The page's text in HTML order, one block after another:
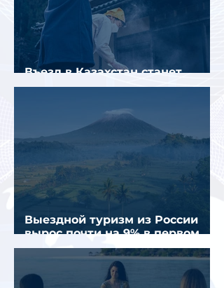
Въезд в Казахстан станет
платным до конца года
Выездной туризм из России
вырос почти на 9% в первом
полугодии 2026 года